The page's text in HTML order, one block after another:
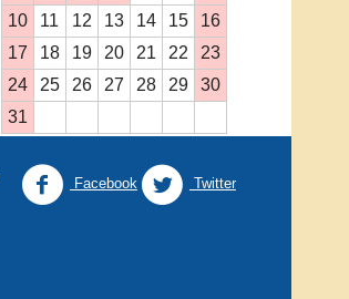
10
11 12 13 14 15
16
17
18 19 20 21 22
23
24
25 26 27 28 29
30
31
Facebook Twitter